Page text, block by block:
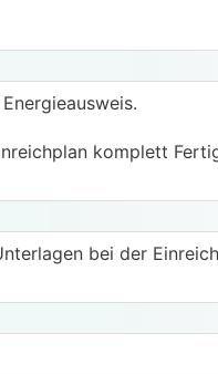
komplett
bei der